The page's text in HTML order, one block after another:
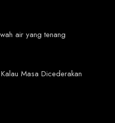
air yang tenang
Masa Dicederakan